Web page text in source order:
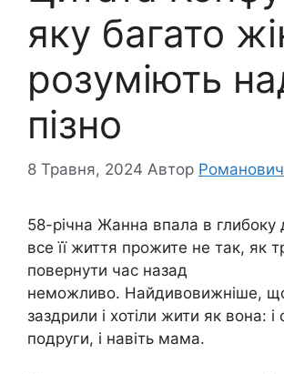
яку багато
розуміють
пізно
8 Травня, 2024 Автор Романович
58-річна Жанна впала в глибоку
все її життя прожите не так, як
повернути час назад
неможливо. Найдивовижніше,
заздрили і хотіли жити як вона: і
подруги, і навіть мама.